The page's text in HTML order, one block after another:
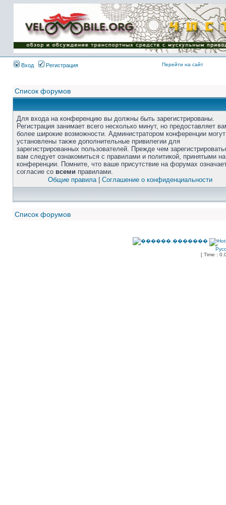
Вход Регистрация Перейти на сайт
Список форумов
Для входа на конференцию вы должны быть зарегистрированы.
Регистрация занимает всего несколько минут, но предоставляет
более широкие возможности. Администратором конференции
установлены также дополнительные привилегии для
зарегистрированных пользователей. Прежде чем
вам следует ознакомиться с правилами и политикой, принятыми на
конференции. Помните, что ваше присутствие на форумах
согласие со всеми правилами.
Общие правила| Соглашение о конфиденциальности
Список форумов
[ Time :